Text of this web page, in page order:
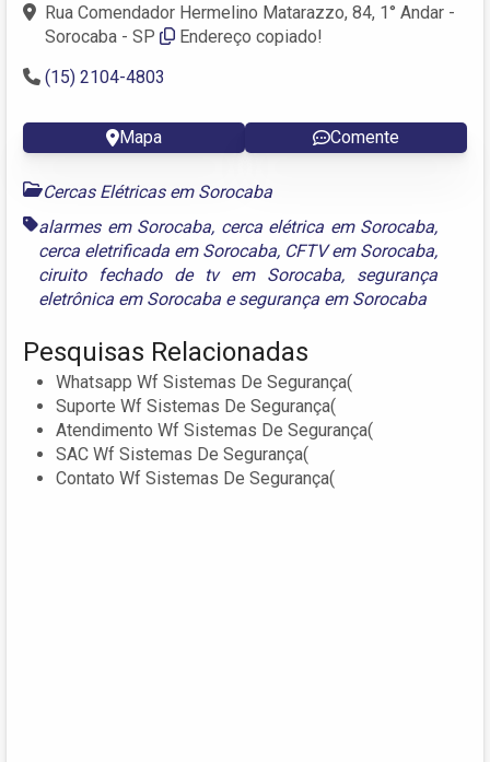
Rua Comendador Hermelino Matarazzo, 84, 1° Andar -
Sorocaba - SP
Endereço copiado!
(15) 2104-4803
Mapa Comente
Cercas Elétricas em Sorocaba
alarmes em Sorocaba, cerca elétrica em Sorocaba,
cerca eletrificada em Sorocaba, CFTV em Sorocaba,
ciruito fechado de tv em Sorocaba, segurança
eletrônica em Sorocaba esegurança em Sorocaba
Pesquisas Relacionadas
Whatsapp Wf Sistemas De Segurança(
Suporte Wf Sistemas De Segurança(
Atendimento Wf Sistemas De Segurança(
SAC Wf Sistemas De Segurança(
Contato Wf Sistemas De Segurança(